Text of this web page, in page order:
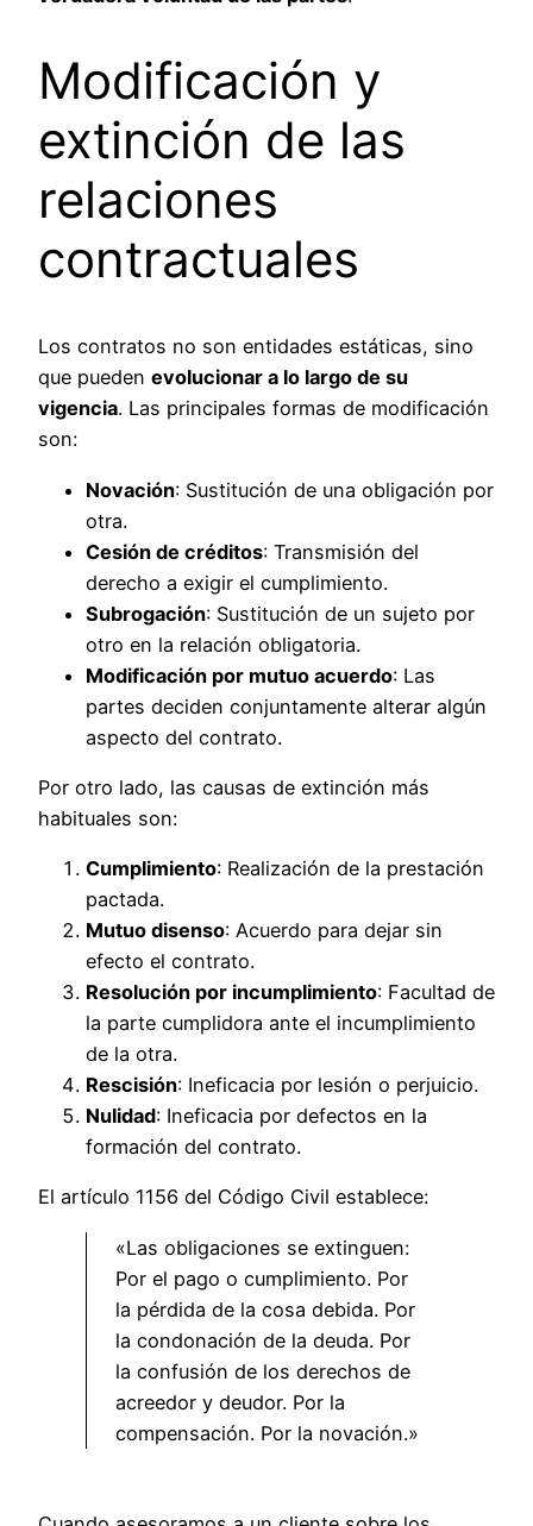
Modificación y
extinción de las
relaciones
contractuales
Los contratos no son entidades estáticas, sino
que pueden evolucionar a lo largo de su
vigencia. Las principales formas de modificación
son:
Novación: Sustitución de una obligación por
otra.
Cesión de créditos: Transmisión del
derecho a exigir el cumplimiento.
Subrogación: Sustitución de un sujeto por
otro en la relación obligatoria.
Modificación por mutuo acuerdo: Las
partes deciden conjuntamente alterar algún
aspecto del contrato.
Por otro lado, las causas de extinción más
habituales son:
Cumplimiento: Realización de la prestación
pactada.
Mutuo disenso: Acuerdo para dejar sin
efecto el contrato.
Resolución por incumplimiento: Facultad de
la parte cumplidora ante el incumplimiento
de la otra.
Rescisión: Ineficacia por lesión o perjuicio.
Nulidad: Ineficacia por defectos en la
formación del contrato.
El artículo 1156 del Código Civil establece:
«Las obligaciones se extinguen:
Por el pago o cumplimiento. Por
la pérdida de la cosa debida. Por
la condonación de la deuda. Por
la confusión de los derechos de
acreedor y deudor. Por la
compensación. Por la novación.»